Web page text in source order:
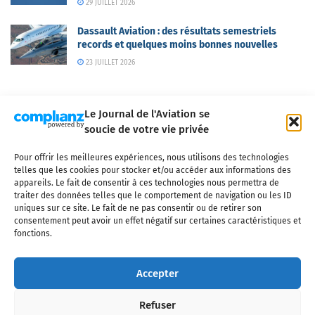
Le Journal de l'Aviation se
soucie de votre vie privée
Pour offrir les meilleures expériences, nous utilisons des technologies
telles que les cookies pour stocker et/ou accéder aux informations des
appareils. Le fait de consentir à ces technologies nous permettra de
traiter des données telles que le comportement de navigation ou les ID
uniques sur ce site. Le fait de ne pas consentir ou de retirer son
consentement peut avoir un effet négatif sur certaines caractéristiques et
fonctions.
Accepter
Refuser
29 JUILLET 2026
Dassault Aviation : des résultats semestriels
records et quelques moins bonnes nouvelles
23 JUILLET 2026
Qui sommes-nous ? Nous contacter
Partenaires
Mentions légales
CGV Politique de confidentialité Cookies
l'industrie aéronautique, l'aviation commerciale, l'aviation d'affaires, les
services MRO et après-vente, le financement et la location d'aéronefs
civils, l'aéronautique de défense et l'industrie spatiale. Toute reproduction,